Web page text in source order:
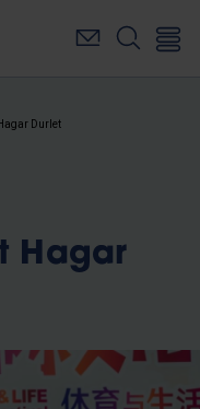
Durlet
Hagar